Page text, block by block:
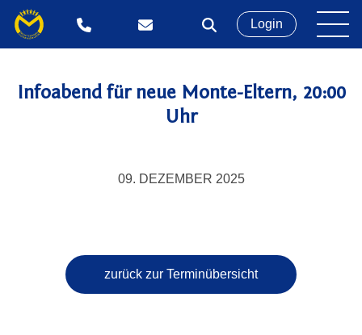
Login
Infoabend für neue Monte-Eltern, 20:00
Uhr
09. DEZEMBER 2025
zurück zur Terminübersicht